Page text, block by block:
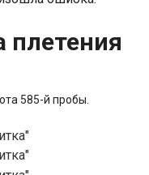
плетения
585-й пробы.